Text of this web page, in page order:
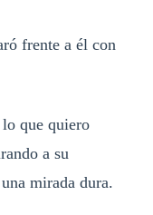
frente a él con
que quiero
a su
mirada dura.